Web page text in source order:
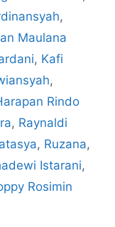
,
Maulana
, Kafi
,
Rindo
, Raynaldi
, Ruzana,
Istarani,
Rosimin